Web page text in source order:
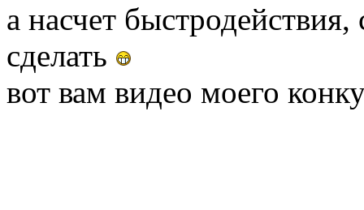
а насчет
сделать
вот вам видео моего